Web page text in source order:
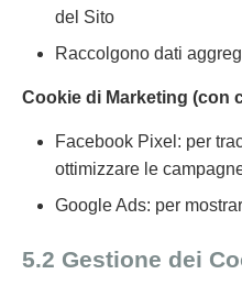
del Sito
Raccolgono dati
Cookie di Marketing (con
Facebook Pixel: per
ottimizzare le
Google Ads: per
5.2 Gestione dei